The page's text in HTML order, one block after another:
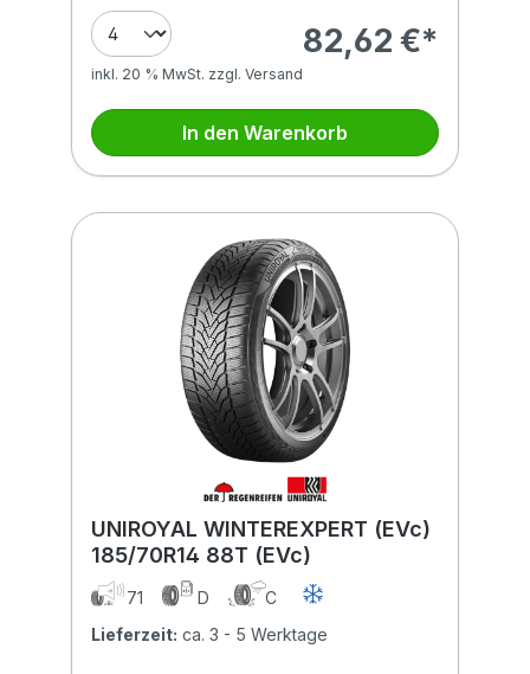
82,62 €*
inkl. 20 % MwSt. zzgl. Versand
In den Warenkorb
UNIROYAL WINTEREXPERT (EVc)
185/70R14 88T (EVc)
71 D
C
Lieferzeit: ca. 3 - 5 Werktage